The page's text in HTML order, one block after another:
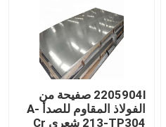
2205904l صفيحة من
الفولاذ المقاوم للصدأ A-
213-TP304 شعري Cr